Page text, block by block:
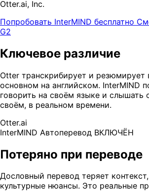
Otter.ai, Inc.
Попробовать InterMIND бесплатно
G2
Ключевое различие
Otter транскрибирует и резюмирует
основном на английском. InterMIND
говорить на своём языке и слышать
своём, в реальном времени.
Otter.ai
InterMIND Автоперевод ВКЛЮЧЁН
Потеряно при переводе
Дословный перевод теряет
культурные нюансы. Это реальные